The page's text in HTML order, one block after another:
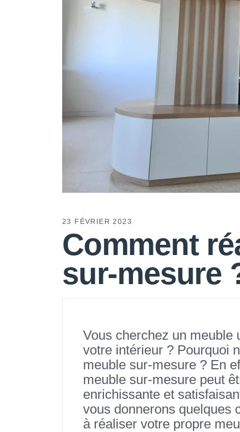
23 FÉVRIER 2023
Comment
sur-mesure
Vous cherchez un meuble
votre intérieur ? Pourquoi
meuble sur-mesure ? En
meuble sur-mesure peut
enrichissante et
vous donnerons quelques
à réaliser votre propre